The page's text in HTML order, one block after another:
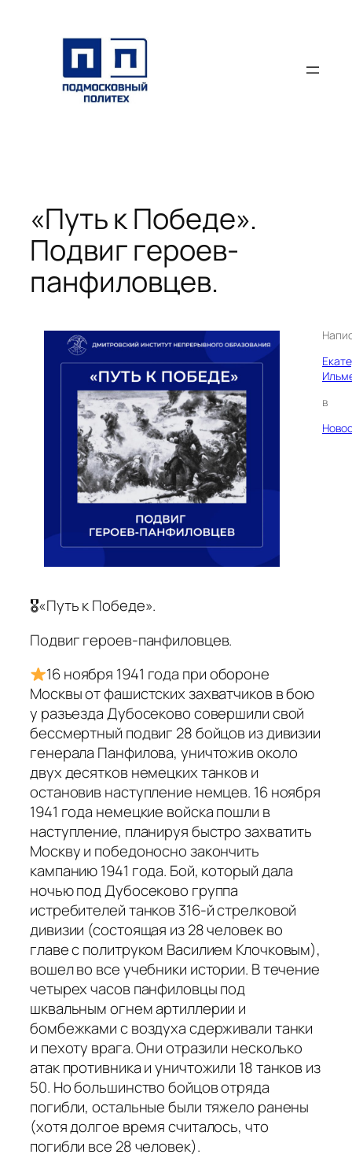
содержимому
«Путь к Победе».
Подвиг героев-
панфиловцев.
в
🎖«Путь к Победе».
Подвиг героев-панфиловцев.
16 ноября 1941 года при обороне
Москвы от фашистских захватчиков в бою
у разъезда Дубосеково совершили свой
бессмертный подвиг 28 бойцов из дивизии
генерала Панфилова, уничтожив около
двух десятков немецких танков и
остановив наступление немцев. 16 ноября
1941 года немецкие войска пошли в
наступление, планируя быстро захватить
Москву и победоносно закончить
кампанию 1941 года. Бой, который дала
ночью под Дубосеково группа
истребителей танков 316-й стрелковой
дивизии (состоящая из 28 человек во
главе с политруком Василием Клочковым),
вошел во все учебники истории. В течение
четырех часов панфиловцы под
шквальным огнем артиллерии и
бомбежками с воздуха сдерживали танки
и пехоту врага. Они отразили несколько
атак противника и уничтожили 18 танков из
50. Но большинство бойцов отряда
погибли, остальные были тяжело ранены
(хотя долгое время считалось, что
погибли все 28 человек).